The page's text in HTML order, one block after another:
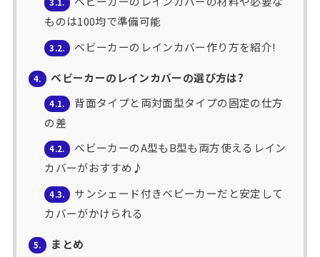
3.1.
ものは100均で準備可能
3.2. ベビーカーのレインカバー作り方を紹介!
4. ベビーカーのレインカバーの選び方は?
4.1.
背面タイプと両対面型タイプの固定の仕方
の差
4.2.
ベビーカーのA型もB型も両方使えるレイン
カバーがおすすめ♪
4.3.
サンシェード付きベビーカーだと安定して
カバーがかけられる
5. まとめ